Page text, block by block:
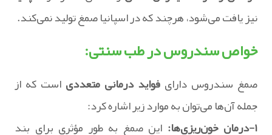
نیز یافت می‌شود، هرچند که در اسپانیا صمغ تولید نمی‌کند.
خواص سندروس در طب سنتی:
صمغ سندروس دارای فواید درمانی متعددی است که از
جمله آن‌ها می‌توان به موارد زیر اشاره کرد:
۱-درمان خون‌ریزی‌ها:
این صمغ به طور مؤثری برای بند